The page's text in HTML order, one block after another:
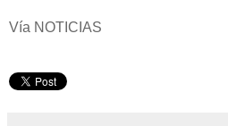
Vía NOTICIAS